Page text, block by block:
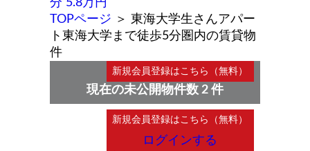
現在の未公開物件数 2 件
ログインする
分 5.8万円
TOPページ ＞ 東海大学生さんアパー
ト東海大学まで徒歩5分圏内の賃貸物
件